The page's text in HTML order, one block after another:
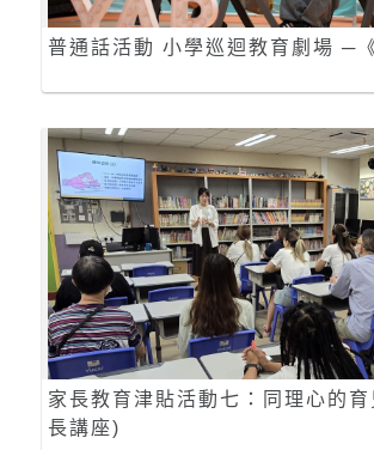
普通話活動 小學巡迴教育劇場 ─
家長教育津貼活動七：同理心的
長講座)